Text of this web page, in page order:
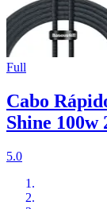
Full
Cabo
Shine 100w
5.0